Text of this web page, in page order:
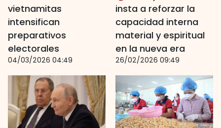
vietnamitas
intensifican
preparativos
electorales
04/03/2026 04:49
insta a reforzar la
capacidad interna
material y espiritual
en la nueva era
26/02/2026 09:49